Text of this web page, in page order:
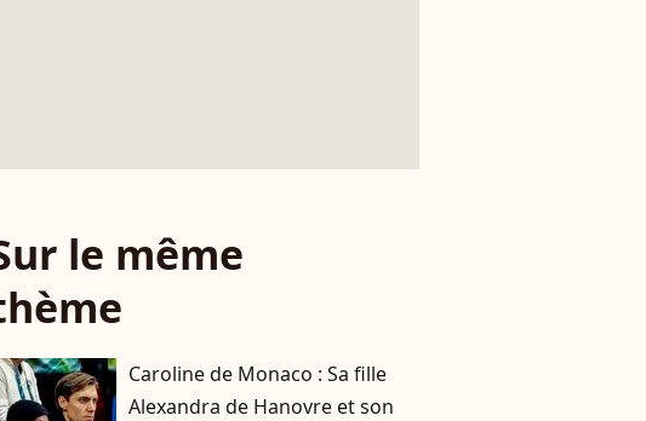
le même
Caroline de Monaco : Sa fille
Alexandra de Hanovre et son